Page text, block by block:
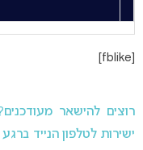
רוצים להישאר
ישירות לטלפון הנייד